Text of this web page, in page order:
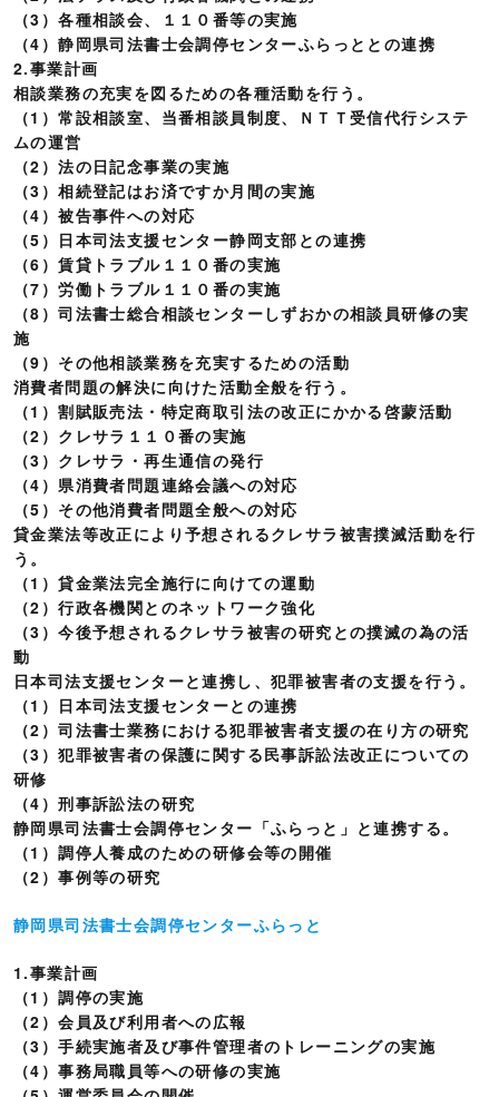
（3）各種相談会、１１０番等の実施
（4）静岡県司法書士会調停センターふらっととの連携
2.事業計画
相談業務の充実を図るための各種活動を行う。
（1）常設相談室、当番相談員制度、ＮＴＴ受信代行システ
ムの運営
（2）法の日記念事業の実施
（3）相続登記はお済ですか月間の実施
（4）被告事件への対応
（5）日本司法支援センター静岡支部との連携
（6）賃貸トラブル１１０番の実施
（7）労働トラブル１１０番の実施
（8）司法書士総合相談センターしずおかの相談員研修の実
施
（9）その他相談業務を充実するための活動
消費者問題の解決に向けた活動全般を行う。
（1）割賦販売法・特定商取引法の改正にかかる啓蒙活動
（2）クレサラ１１０番の実施
（3）クレサラ・再生通信の発行
（4）県消費者問題連絡会議への対応
（5）その他消費者問題全般への対応
貸金業法等改正により予想されるクレサラ被害撲滅活動を行
う。
（1）貸金業法完全施行に向けての運動
（2）行政各機関とのネットワーク強化
（3）今後予想されるクレサラ被害の研究との撲滅の為の活
動
日本司法支援センターと連携し、犯罪被害者の支援を行う。
（1）日本司法支援センターとの連携
（2）司法書士業務における犯罪被害者支援の在り方の研究
（3）犯罪被害者の保護に関する民事訴訟法改正についての
研修
（4）刑事訴訟法の研究
静岡県司法書士会調停センター「ふらっと」と連携する。
（1）調停人養成のための研修会等の開催
（2）事例等の研究
静岡県司法書士会調停センターふらっと
1.事業計画
（1）調停の実施
（2）会員及び利用者への広報
（3）手続実施者及び事件管理者のトレーニングの実施
（4）事務局職員等への研修の実施